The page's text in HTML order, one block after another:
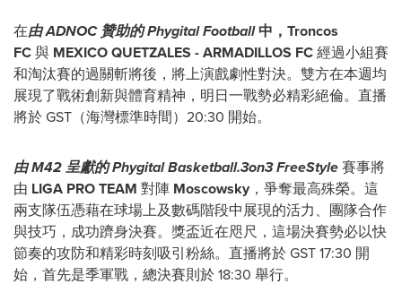
在由ADNOC 贊助的Phygital Football 中， Troncos
FC與 MEXICO QUETZALES - ARMADILLOS FC經過小組賽
和淘汰賽的過關斬將後，將上演戲劇性對決。雙方在本週均
展現了戰術創新與體育精神，明日一戰勢必精彩絕倫。直播
將於 GST（海灣標準時間）20:30 開始。
由M42呈獻的Phygital Basketball.3on3 FreeStyle賽事將
由 LIGA PRO TEAM 對陣 Moscowsky ，爭奪最高殊榮。這
兩支隊伍憑藉在球場上及數碼階段中展現的活力、團隊合作
與技巧，成功躋身決賽。獎盃近在咫尺，這場決賽勢必以快
節奏的攻防和精彩時刻吸引粉絲。直播將於 GST 17:30 開
始，首先是季軍戰，總決賽則於 18:30 舉行。